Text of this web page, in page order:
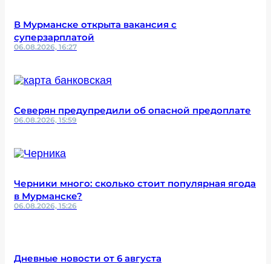
В Мурманске открыта вакансия с
суперзарплатой
06.08.2026, 16:27
Северян предупредили об опасной предоплате
06.08.2026, 15:59
Черники много: сколько стоит популярная ягода
в Мурманске?
06.08.2026, 15:26
Дневные новости от 6 августа